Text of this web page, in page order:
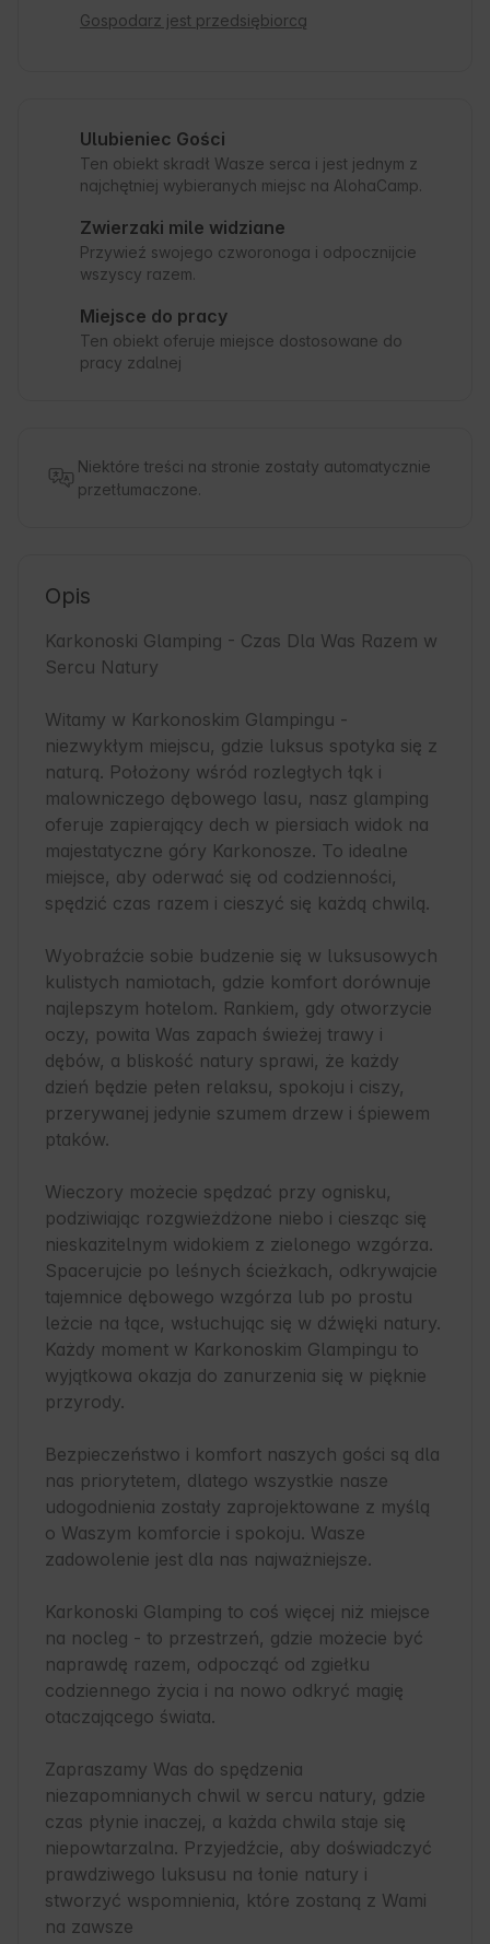
Gospodarz jest przedsiębiorcą
Ulubieniec Gości
Ten obiekt skradł Wasze serca i jest jednym z
najchętniej wybieranych miejsc na AlohaCamp.
Zwierzaki mile widziane
Przywieź swojego czworonoga i odpocznijcie
wszyscy razem.
Miejsce do pracy
Ten obiekt oferuje miejsce dostosowane do
pracy zdalnej
Niektóre treści na stronie zostały automatycznie
przetłumaczone.
Opis
Karkonoski Glamping - Czas Dla Was Razem w
Sercu Natury
Witamy w Karkonoskim Glampingu -
niezwykłym miejscu, gdzie luksus spotyka się z
naturą. Położony wśród rozległych łąk i
malowniczego dębowego lasu, nasz glamping
oferuje zapierający dech w piersiach widok na
majestatyczne góry Karkonosze. To idealne
miejsce, aby oderwać się od codzienności,
spędzić czas razem i cieszyć się każdą chwilą.
Wyobraźcie sobie budzenie się w luksusowych
kulistych namiotach, gdzie komfort dorównuje
najlepszym hotelom. Rankiem, gdy otworzycie
oczy, powita Was zapach świeżej trawy i
dębów, a bliskość natury sprawi, że każdy
dzień będzie pełen relaksu, spokoju i ciszy,
przerywanej jedynie szumem drzew i śpiewem
ptaków.
Wieczory możecie spędzać przy ognisku,
podziwiając rozgwieżdżone niebo i ciesząc się
nieskazitelnym widokiem z zielonego wzgórza.
Spacerujcie po leśnych ścieżkach, odkrywajcie
tajemnice dębowego wzgórza lub po prostu
leżcie na łące, wsłuchując się w dźwięki natury.
Każdy moment w Karkonoskim Glampingu to
wyjątkowa okazja do zanurzenia się w pięknie
przyrody.
Bezpieczeństwo i komfort naszych gości są dla
nas priorytetem, dlatego wszystkie nasze
udogodnienia zostały zaprojektowane z myślą
o Waszym komforcie i spokoju. Wasze
zadowolenie jest dla nas najważniejsze.
Karkonoski Glamping to coś więcej niż miejsce
na nocleg - to przestrzeń, gdzie możecie być
naprawdę razem, odpocząć od zgiełku
codziennego życia i na nowo odkryć magię
otaczającego świata.
Zapraszamy Was do spędzenia
niezapomnianych chwil w sercu natury, gdzie
czas płynie inaczej, a każda chwila staje się
niepowtarzalna. Przyjedźcie, aby doświadczyć
prawdziwego luksusu na łonie natury i
stworzyć wspomnienia, które zostaną z Wami
na zawsze